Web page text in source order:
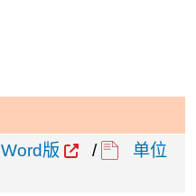
Word版 /
单位